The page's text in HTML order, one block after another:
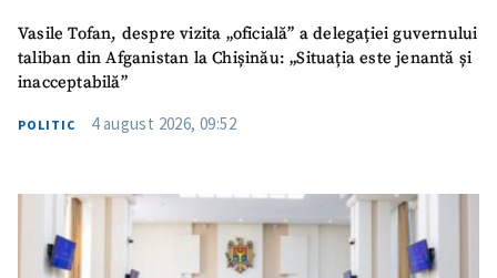
Vasile Tofan, despre vizita „oficială” a delegației guvernului
taliban din Afganistan la Chișinău: „Situația este jenantă și
inacceptabilă”
POLITIC 4 august 2026, 09:52